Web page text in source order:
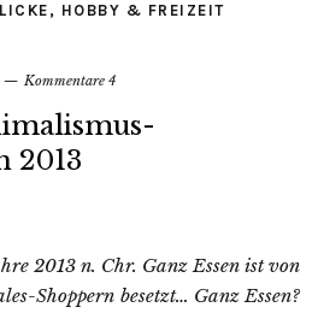
, HOBBY & FREIZEIT
Kommentare 4
2013
2013 n. Chr. Ganz Essen ist von
Shoppern besetzt… Ganz Essen?